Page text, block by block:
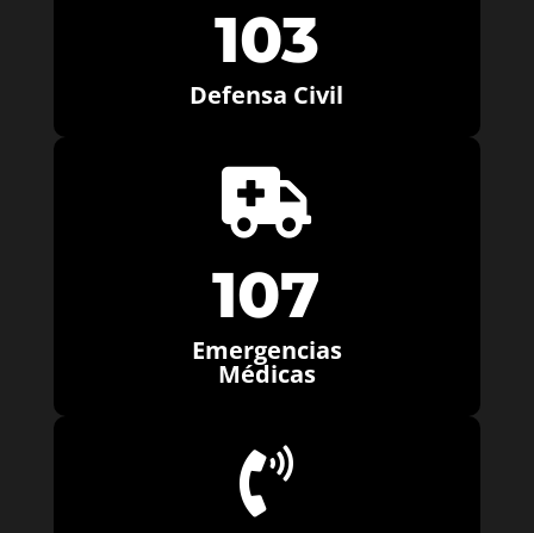
103
Defensa Civil

107
Emergencias
Médicas
